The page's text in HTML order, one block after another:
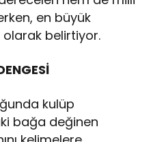
en büyük
belirtiyor.
kulüp
bağa değinen